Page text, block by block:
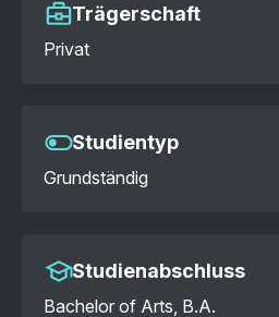
Trägerschaft
Privat
Studientyp
Grundständig
Studienabschluss
Bachelor of Arts, B.A.